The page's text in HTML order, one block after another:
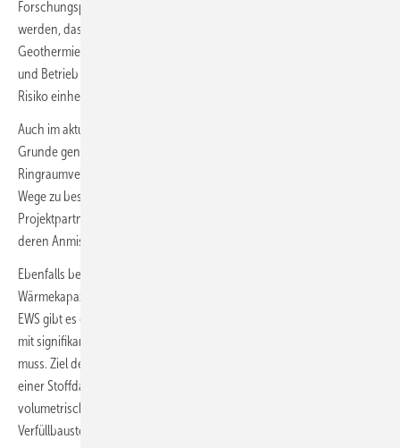
Forschungsprojekten zu diesem Thema kann auch als Indiz gewertet
werden, dass die Entwicklung rund um die oberflächennahe
Geothermie bei weitem noch nicht abgeschlossen ist und Bohrungen
und Betrieb von Erdwärmesonden immer noch mit einem erhöhten
Risiko einhergehen.
Auch im aktuell laufenden Verbundvorhaben „QEWSplus“ geht es im
Grunde genommen darum, vorhandene Unsicherheiten rund um die
Ringraumverfüllung von Erdwärmesonden zu analysieren und neue
Wege zu besseren Lösungen aufzuzeigen. So wird von den
Projektpartnern die Verfüllqualität von einigen Materialien sowie
deren Anmischgeschwindigkeit infrage gestellt (
Ebenfalls bei der Bestimmung der Wärmeleitfähigkeit, der
Wärmekapazität und dem thermischen Verhalten im Nahbereich von
EWS gibt es offenbar noch so große Bandbreiten, dass in der Praxis
mit signifikanten Wärmekapazitätsunterschieden gerechnet werden
muss. Ziel des bis Ende 2023 laufenden Projekts ist die Etablierung
einer Stoffdatenbank mit Angaben über spezifische und
volumetrische Wärmekapazitäten und Wärmeleitfähigkeiten gängiger
Verfüllbaustoffe sowie von ausgewählten Gesteinen.